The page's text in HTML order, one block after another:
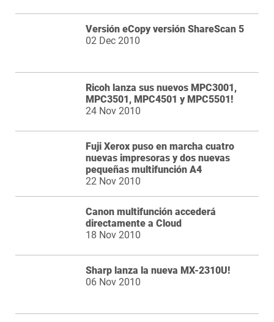
Versión eCopy versión ShareScan 5
02 Dec 2010
Ricoh lanza sus nuevos MPC3001,
MPC3501, MPC4501 y MPC5501!
24 Nov 2010
Fuji Xerox puso en marcha cuatro
nuevas impresoras y dos nuevas
pequeñas multifunción A4
22 Nov 2010
Canon multifunción accederá
directamente a Cloud
18 Nov 2010
Sharp lanza la nueva MX-2310U!
06 Nov 2010